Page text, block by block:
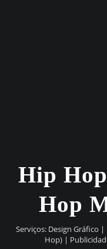
Hip
Hop
Serviços: Design Gráfico
Hop) |